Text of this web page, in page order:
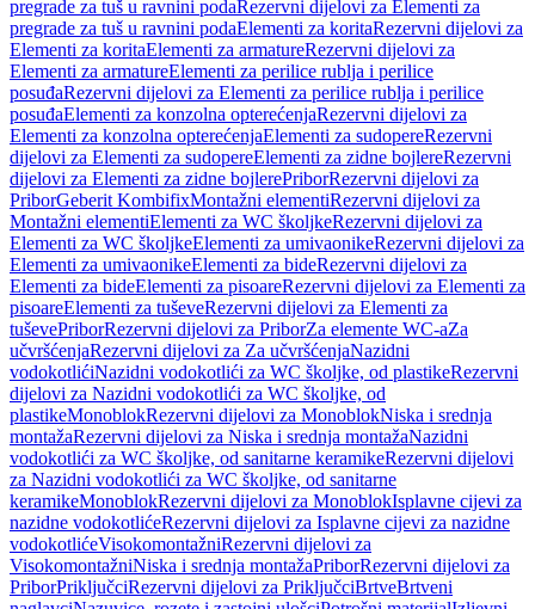
pregrade za tuš u ravnini podaRezervni dijelovi za Elementi za
pregrade za tuš u ravnini podaElementi za koritaRezervni dijelovi za
Elementi za koritaElementi za armatureRezervni dijelovi za
Elementi za armatureElementi za perilice rublja i perilice
posuđaRezervni dijelovi za Elementi za perilice rublja i perilice
posuđaElementi za konzolna opterećenjaRezervni dijelovi za
Elementi za konzolna opterećenjaElementi za sudopereRezervni
dijelovi za Elementi za sudopereElementi za zidne bojlereRezervni
dijelovi za Elementi za zidne bojlerePriborRezervni dijelovi za
PriborGeberit KombifixMontažni elementiRezervni dijelovi za
Montažni elementiElementi za WC školjkeRezervni dijelovi za
Elementi za WC školjkeElementi za umivaonikeRezervni dijelovi za
Elementi za umivaonikeElementi za bideRezervni dijelovi za
Elementi za bideElementi za pisoareRezervni dijelovi za Elementi za
pisoareElementi za tuševeRezervni dijelovi za Elementi za
tuševePriborRezervni dijelovi za PriborZa elemente WC-aZa
učvršćenjaRezervni dijelovi za Za učvršćenjaNazidni
vodokotlićiNazidni vodokotlići za WC školjke, od plastikeRezervni
dijelovi za Nazidni vodokotlići za WC školjke, od
plastikeMonoblokRezervni dijelovi za MonoblokNiska i srednja
montažaRezervni dijelovi za Niska i srednja montažaNazidni
vodokotlići za WC školjke, od sanitarne keramikeRezervni dijelovi
za Nazidni vodokotlići za WC školjke, od sanitarne
keramikeMonoblokRezervni dijelovi za MonoblokIsplavne cijevi za
nazidne vodokotlićeRezervni dijelovi za Isplavne cijevi za nazidne
vodokotlićeVisokomontažniRezervni dijelovi za
VisokomontažniNiska i srednja montažaPriborRezervni dijelovi za
PriborPriključciRezervni dijelovi za PriključciBrtveBrtveni